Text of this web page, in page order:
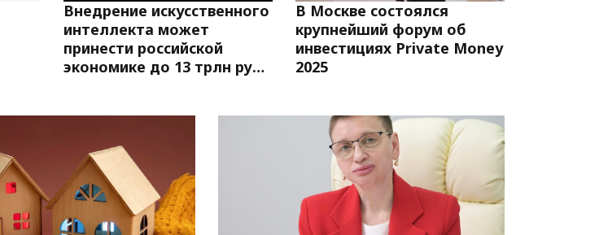
Внедрение искусственного
интеллекта может
принести российской
экономике до 13 трлн руб.
В Москве состоялся
крупнейший форум об
инвестициях Private Money
2025